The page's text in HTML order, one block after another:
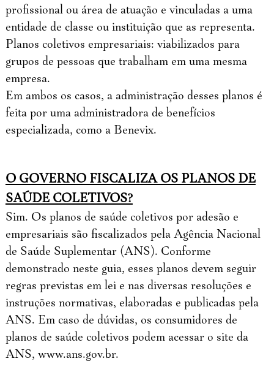
profissional ou área de atuação e vinculadas a uma
entidade de classe ou instituição que as representa.
Planos coletivos empresariais: viabilizados para
grupos de pessoas que trabalham em uma mesma
empresa.
Em ambos os casos, a administração desses planos é
feita por uma administradora de benefícios
especializada, como a Benevix.
O GOVERNO FISCALIZA OS PLANOS DE
SAÚDE COLETIVOS?
Sim. Os planos de saúde coletivos por adesão e
empresariais são fiscalizados pela Agência Nacional
de Saúde Suplementar (ANS). Conforme
demonstrado neste guia, esses planos devem seguir
regras previstas em lei e nas diversas resoluções e
instruções normativas, elaboradas e publicadas pela
ANS. Em caso de dúvidas, os consumidores de
planos de saúde coletivos podem acessar o site da
ANS, www.ans.gov.br.